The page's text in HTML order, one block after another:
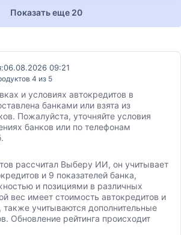
Показать еще 20
06.08.2026 09:21
4 из 5
и условиях автокредитов в
банками или взята из
Пожалуйста, уточняйте условия
банков или по телефонам
рассчитал Выберу ИИ, он учитывает
и 9 показателей банка,
и позициями в различных
вес имеет стоимость автокредитов и
также учитываются дополнительные
Обновление рейтинга происходит